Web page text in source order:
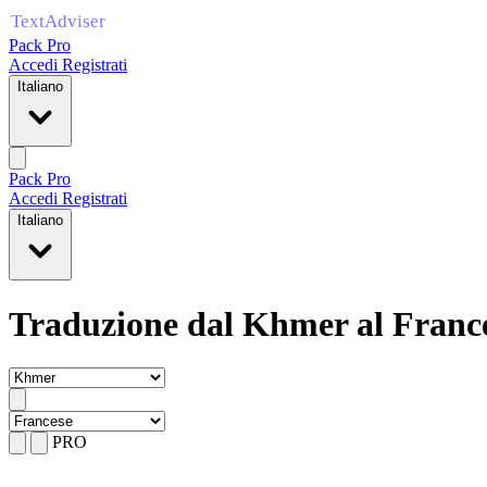
Pack Pro
Accedi Registrati
Italiano
Pack Pro
Accedi Registrati
Italiano
Traduzione dal Khmer al
PRO